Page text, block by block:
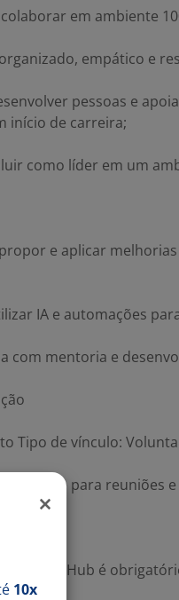
em ambiente
empático e
pessoas e
início de carreira;
como líder em um
e aplicar
IA e automações
com mentoria e
Tipo de vínculo:
para
GitHub
do seu GitHub é
10x